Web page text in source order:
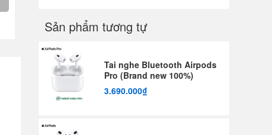
Sản phẩm tương tự
Tai nghe Bluetooth Airpods
Pro (Brand new 100%)
3.690.000₫